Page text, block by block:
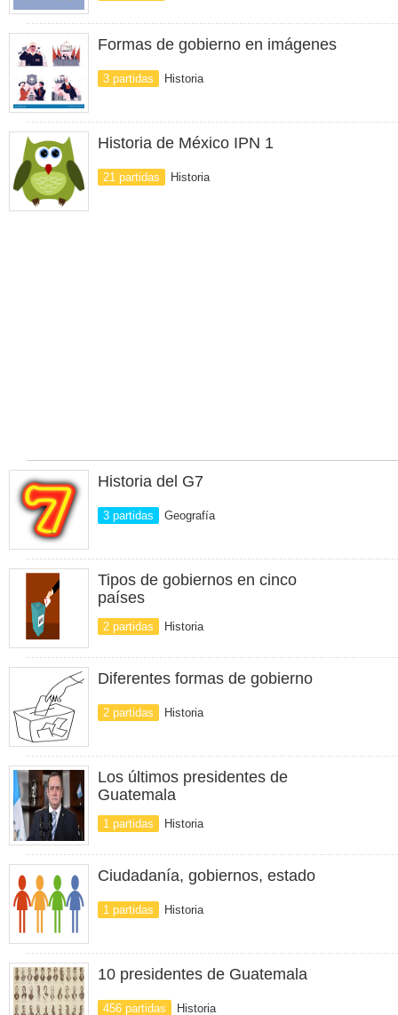
Formas de gobierno en imágenes
3 partidas Historia
Historia de México IPN 1
21 partidas Historia
Historia del G7
3 partidas Geografía
Tipos de gobiernos en cinco
países
2 partidas Historia
Diferentes formas de gobierno
2 partidas Historia
Los últimos presidentes de
Guatemala
1 partidas Historia
Ciudadanía, gobiernos, estado
1 partidas Historia
10 presidentes de Guatemala
456 partidas Historia